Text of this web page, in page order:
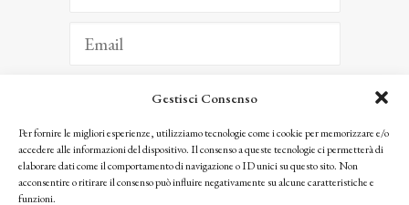
Gestisci Consenso
Per fornire le migliori esperienze, utilizziamo tecnologie come i cookie per memorizzare e/o
accedere alle informazioni del dispositivo. Il consenso a queste tecnologie ci permetterà di
elaborare dati come il comportamento di navigazione o ID unici su questo sito. Non
acconsentire o ritirare il consenso può influire negativamente su alcune caratteristiche e
funzioni.
ISCRIVITI
Facendo clic per iscriverti, riconosci che le tue informazioni saranno trattate
seguendo la nostra Privacy Policy
© 2025 Istituto Matteucci. All right reserved